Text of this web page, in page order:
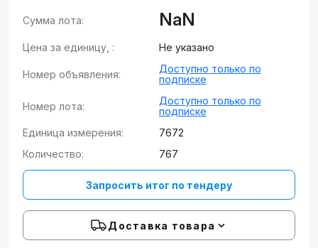
Сумма лота: NaN
Цена за единицу, : Не указано
Номер объявления:
Доступно только по
подписке
Номер лота:
Доступно только по
подписке
Единица измерения:
7672
Количество:
767
Запросить итог по тендеру
Доставка товара